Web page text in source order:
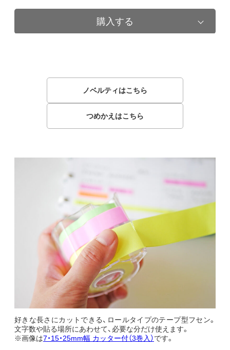
購入する
ノベルティはこちら
つめかえはこちら
好きな長さにカットできる、ロールタイプのテープ型フセン。
文字数や貼る場所にあわせて、必要な分だけ使えます。
※画像は7・15・25mm幅 カッター付（3巻入）です。